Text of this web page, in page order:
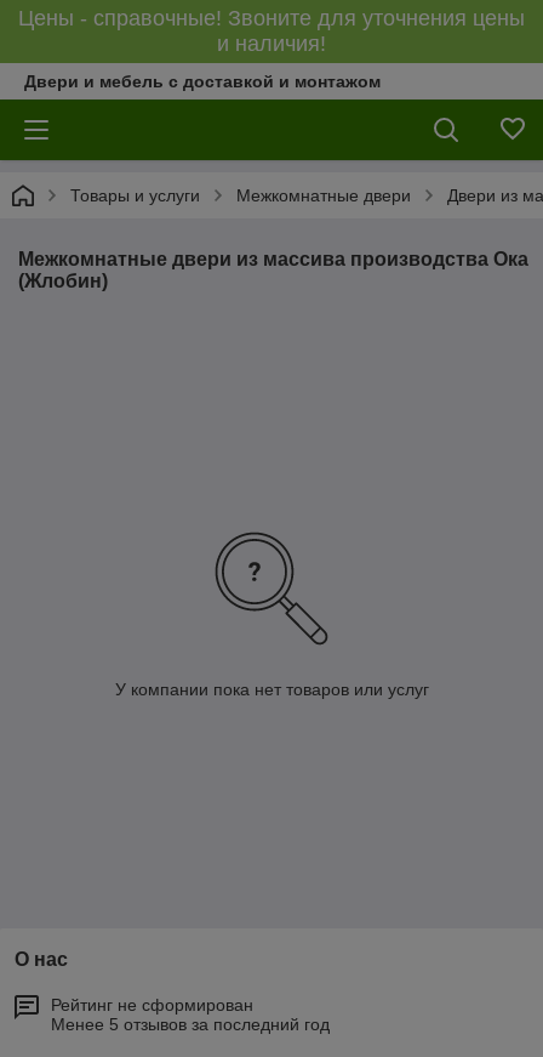
Цены - справочные! Звоните для уточнения цены
и наличия!
Двери и мебель с доставкой и монтажом
Товары и услуги Межкомнатные двери Двери из
Межкомнатные двери из массива производства Ока
(Жлобин)
У компании пока нет товаров или услуг
О нас
Рейтинг не сформирован
Менее 5 отзывов за последний год